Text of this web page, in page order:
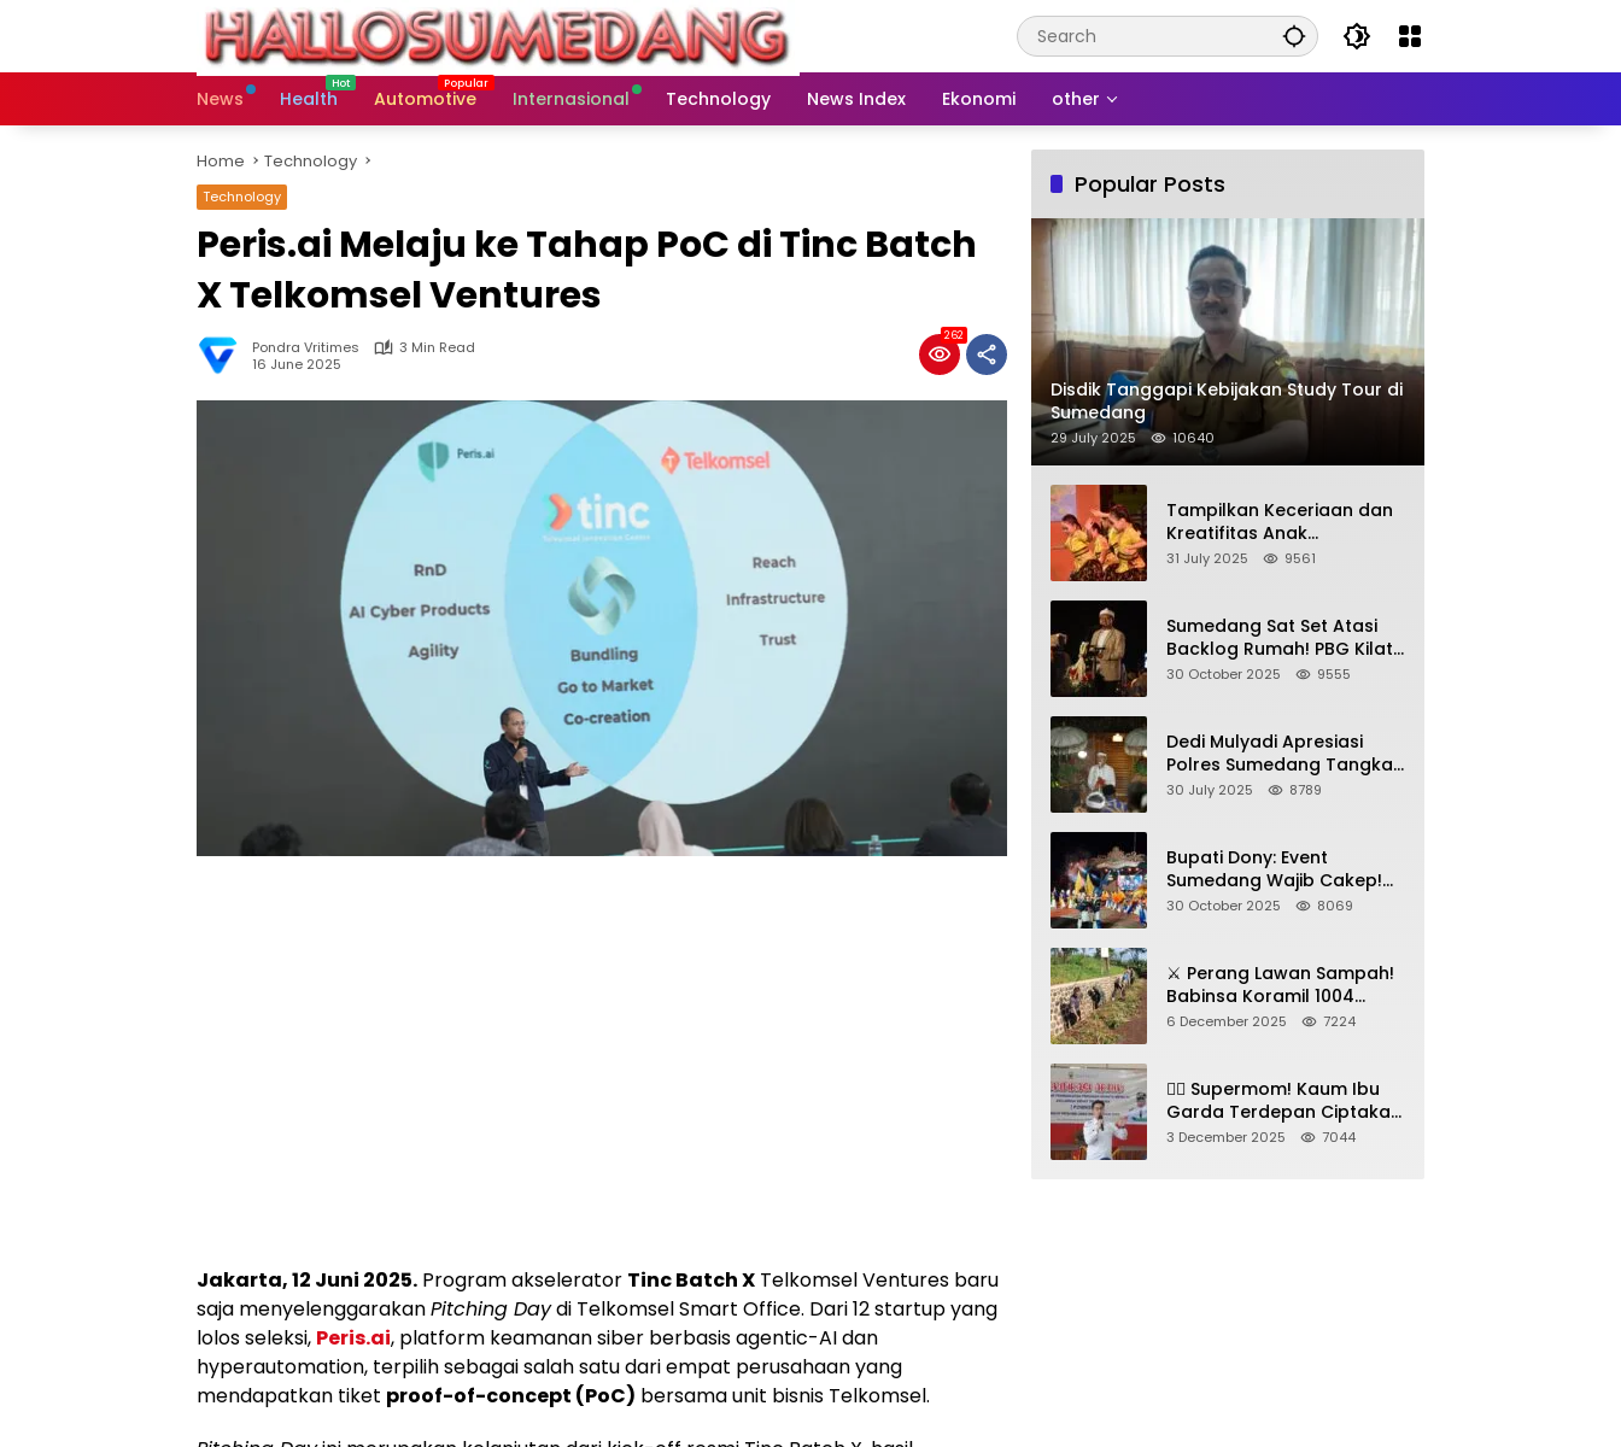
News
Health Automotive Internasional Technology News Index Ekonomi other
Home Technology
Technology
Peris.ai Melaju ke Tahap PoC di Tinc Batch
X Telkomsel Ventures
Pondra Vritimes
3 Min Read
16 June 2025
262
Jakarta, 12 Juni 2025. Program akselerator Tinc Batch X Telkomsel Ventures baru
saja menyelenggarakanPitching Daydi Telkomsel Smart Office. Dari 12 startup yang
lolos seleksi, Peris.ai, platform keamanan siber berbasis agentic-AI dan
hyperautomation, terpilih sebagai salah satu dari empat perusahaan yang
mendapatkan tiket proof-of-concept (PoC) bersama unit bisnis Telkomsel.
Popular Posts
Disdik Tanggapi Kebijakan Study Tour di
Sumedang
29 July 2025 10640
Tampilkan Keceriaan dan
Kreatifitas Anak
Sumedang, Gebyar HAN
31 July 2025 9561
Sumedang Sat Set Atasi
Backlog Rumah! PBG Kilat
+ KUR Perumahan Jadi
30 October 2025 9555
Dedi Mulyadi Apresiasi
Polres Sumedang Tangkap
Wartawan Gadungan
30 July 2025 8789
Bupati Dony: Event
Sumedang Wajib Cakep!
Sosialisasi Wajib Nempel
30 October 2025 8069
⚔️ Perang Lawan Sampah!
Babinsa Koramil 1004
Tanjungsari Pimpin Warga
6 December 2025 7224
🦸‍♀️ Supermom! Kaum Ibu
Garda Terdepan Ciptakan
Generasi Unggul di
3 December 2025 7044